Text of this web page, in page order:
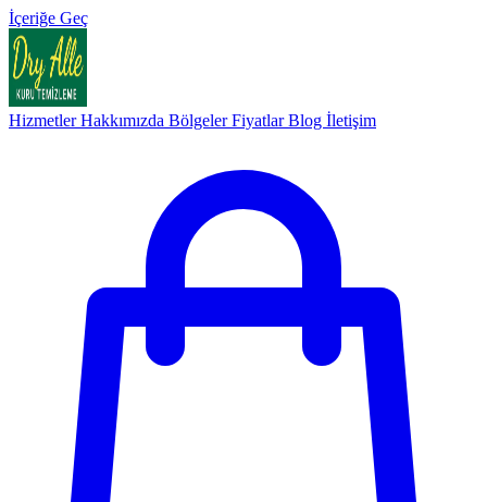
İçeriğe Geç
HizmetlerHakkımızda BölgelerFiyatlarBlog İletişim